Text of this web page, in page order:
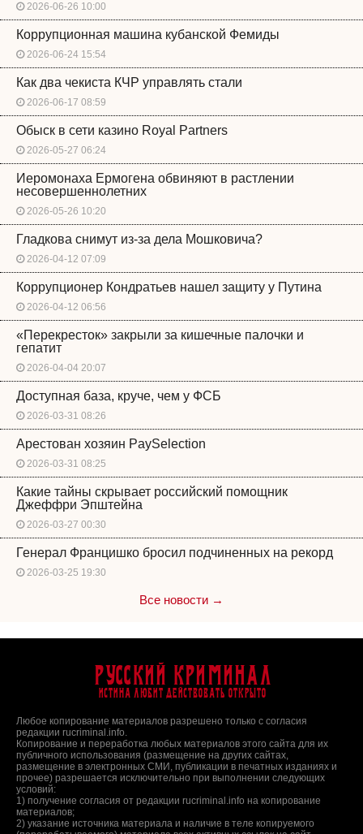
2026-06-26 10:00
Коррупционная машина кубанской Фемиды
2026-06-24 15:54
Как два чекиста КЧР управлять стали
2026-06-17 08:59
Обыск в сети казино Royal Partners
2026-05-27 06:24
Иеромонаха Ермогена обвиняют в растлении
несовершеннолетних
2026-05-26 10:20
Гладкова снимут из-за дела Мошковича?
2026-04-12 07:09
Коррупционер Кондратьев нашел защиту у Путина
2026-04-12 06:56
«Перекресток» закрыли за кишечные палочки и
гепатит
2026-04-04 20:07
Доступная база, круче, чем у ФСБ
2026-03-31 08:26
Арестован хозяин PaySelection
2026-03-31 08:25
Какие тайны скрывает российский помощник
Джеффри Эпштейна
2026-03-27 00:30
Генерал Францишко бросил подчиненных на рекорд
2026-03-25 19:30
Все новости →
Русский Криминал
Истина любит действовать открыто
Любое копирование материалов разрешено только с согласия
редакции rucriminal.info.
Копирование и переработка любых материалов этого сайта для их
публичного использования (размещение на других сайтах,
размещение в электронных СМИ, публикации в печатных изданиях и
прочее) разрешается исключительно при выполнении следующих
условий:
1) получение согласия от редакции rucriminal.info на копирование
материалов;
2) указание источника материала и наличие в теле копируемого